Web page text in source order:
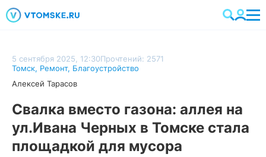
5 сентября 2025, 12:30Прочтений: 2571
Томск, Ремонт, Благоустройство
Алексей Тарасов
Свалка вместо газона: аллея на
ул.Ивана Черных в Томске стала
площадкой для мусора